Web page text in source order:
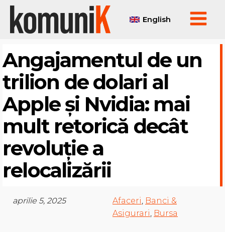
English
Angajamentul de un
trilion de dolari al
Apple și Nvidia: mai
mult retorică decât
revoluție a
relocalizării
aprilie 5, 2025 Afaceri, Banci &
Asigurari, Bursa